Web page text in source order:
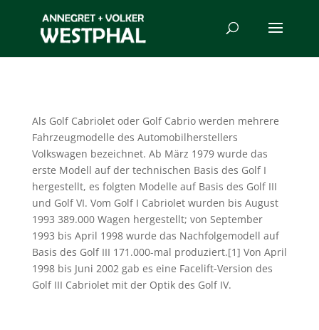
Als Golf Cabriolet oder Golf Cabrio werden mehrere
Fahrzeugmodelle des Automobilherstellers
Volkswagen bezeichnet. Ab März 1979 wurde das
erste Modell auf der technischen Basis des Golf I
hergestellt, es folgten Modelle auf Basis des Golf III
und Golf VI. Vom Golf I Cabriolet wurden bis August
1993 389.000 Wagen hergestellt; von September
1993 bis April 1998 wurde das Nachfolgemodell auf
Basis des Golf III 171.000-mal produziert.[1] Von April
1998 bis Juni 2002 gab es eine Facelift-Version des
Golf III Cabriolet mit der Optik des Golf IV.